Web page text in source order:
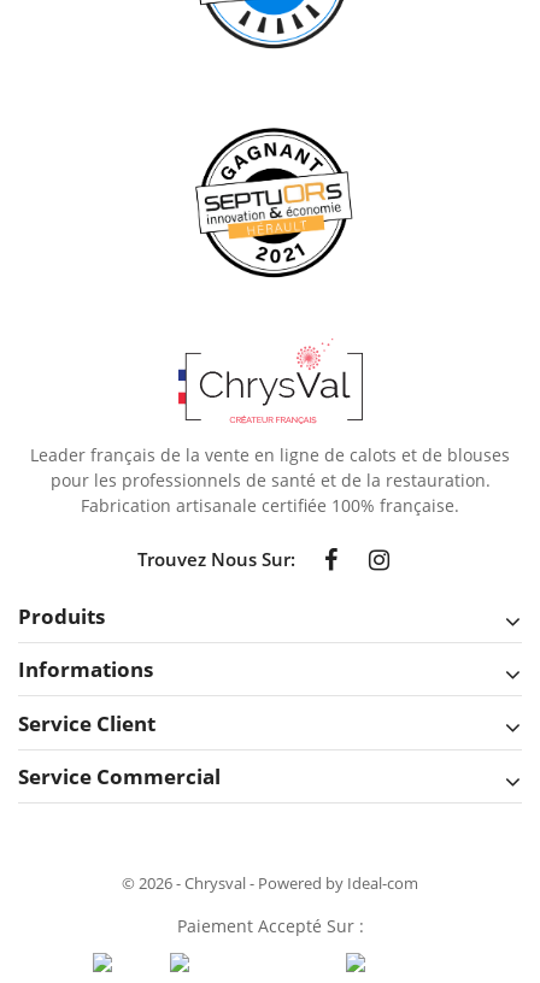
Leader français de la vente en ligne de calots et de blouses
pour les professionnels de santé et de la restauration.
Fabrication artisanale certifiée 100% française.
Trouvez Nous Sur:
Produits
Informations
Service Client
Service Commercial
© 2026 - Chrysval - Powered by Ideal-com
Paiement Accepté Sur :